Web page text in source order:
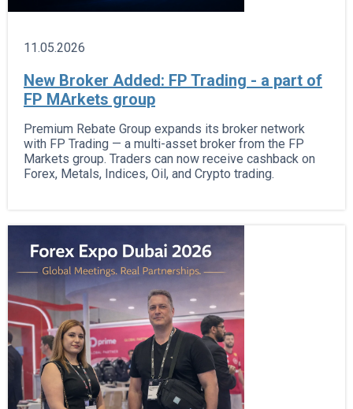
11.05.2026
New Broker Added: FP Trading - a part of
FP MArkets group
Premium Rebate Group expands its broker network
with FP Trading — a multi-asset broker from the FP
Markets group. Traders can now receive cashback on
Forex, Metals, Indices, Oil, and Crypto trading.